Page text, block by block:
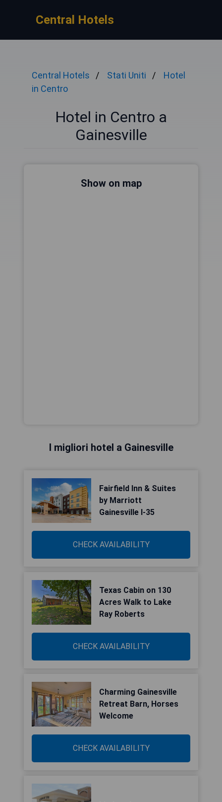
Central Hotels
Central Hotels Stati Uniti
Hotel
in Centro
Hotel in Centro a
Gainesville
Show on map
I migliori hotel a Gainesville
Fairfield Inn & Suites
by Marriott
Gainesville I-35
CHECK AVAILABILITY
Texas Cabin on 130
Acres Walk to Lake
Ray Roberts
CHECK AVAILABILITY
Charming Gainesville
Retreat Barn, Horses
Welcome
CHECK AVAILABILITY